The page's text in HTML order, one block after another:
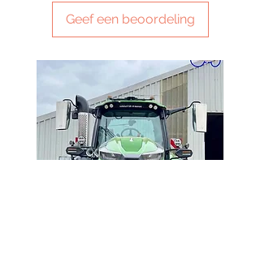
Geef een beoordeling